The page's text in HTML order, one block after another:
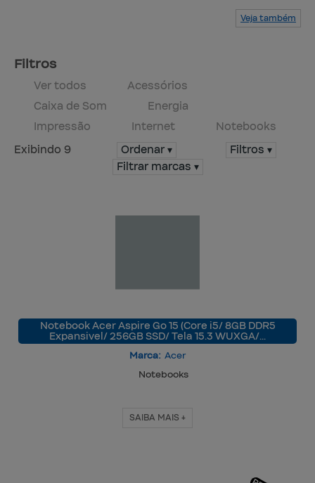
Veja também
Filtros
Ver todos
Acessórios
Caixa de Som
Energia
Impressão
Internet
Notebooks
Exibindo 9
Ordenar ▾
Filtros ▾
Filtrar marcas ▾
Notebook Acer Aspire Go 15 (Core i5/ 8GB DDR5
Expansivel/ 256GB SSD/ Tela 15.3 WUXGA/…
Marca: Acer
Notebooks
SAIBA MAIS +